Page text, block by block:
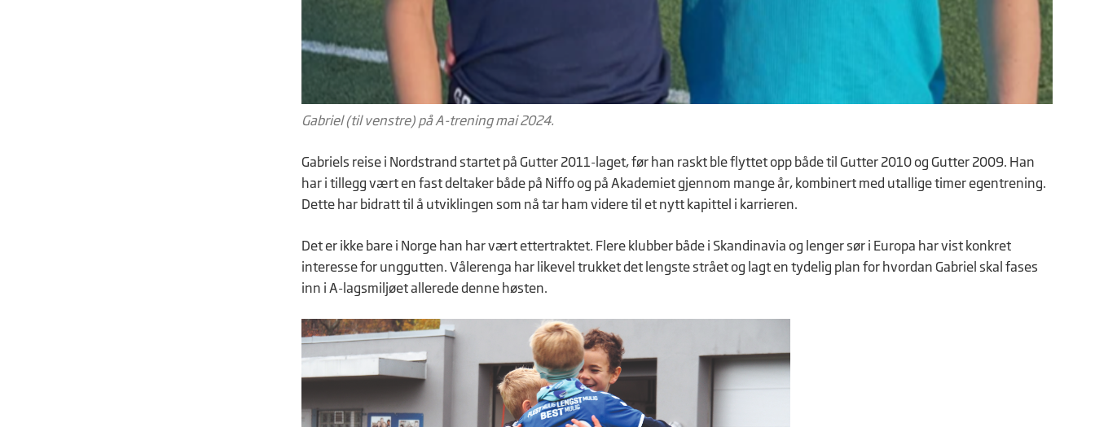
Gabriel (til venstre) på A-trening mai 2024.
Gabriels reise i Nordstrand startet på Gutter 2011-laget, før han raskt ble flyttet opp både til Gutter 2010 og Gutter 2009. Han
har i tillegg vært en fast deltaker både på Niffo og på Akademiet gjennom mange år, kombinert med utallige timer egentrening.
Dette har bidratt til å utviklingen som nå tar ham videre til et nytt kapittel i karrieren.
Det er ikke bare i Norge han har vært ettertraktet. Flere klubber både i Skandinavia og lenger sør i Europa har vist konkret
interesse for unggutten. Vålerenga har likevel trukket det lengste strået og lagt en tydelig plan for hvordan Gabriel skal fases
inn i A-lagsmiljøet allerede denne høsten.